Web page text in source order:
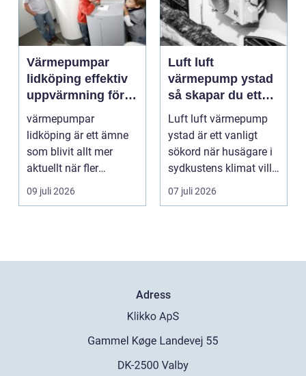
Värmepumpar
lidköping effektiv
uppvärmning för
hus och
fastigheter
värmepumpar
lidköping är ett ämne
som blivit allt mer
aktuellt när fler
fastighetsägare vill
kombine...
09 juli 2026
Luft luft
värmepump ystad
så skapar du ett
behagligt
inomhusklimat
Året om
Luft luft värmepump
ystad är ett vanligt
sökord när husägare i
sydkustens klimat vill
hitta ett smar...
07 juli 2026
Adress